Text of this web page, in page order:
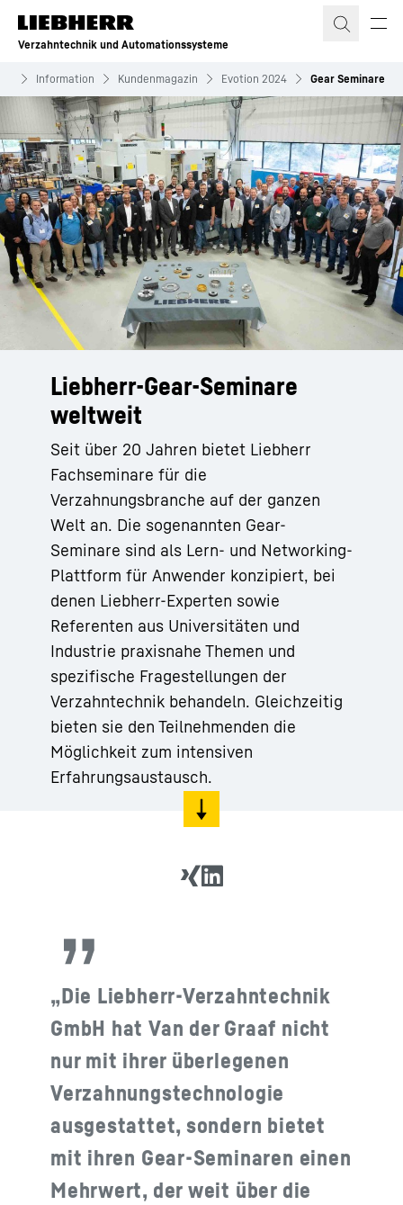
Zum Inhalt springen
Verzahntechnik und Automationssysteme
Information Kundenmagazin Evotion 2024 Gear Seminare
Liebherr-Gear-Seminare
weltweit
Seit über 20 Jahren bietet Liebherr
Fachseminare für die
Verzahnungsbranche auf der ganzen
Welt an. Die sogenannten Gear-
Seminare sind als Lern- und Networking-
Plattform für Anwender konzipiert, bei
denen Liebherr-Experten sowie
Referenten aus Universitäten und
Industrie praxisnahe Themen und
spezifische Fragestellungen der
Verzahntechnik behandeln. Gleichzeitig
bieten sie den Teilnehmenden die
Möglichkeit zum intensiven
Erfahrungsaustausch.
„Die Liebherr-Verzahntechnik
GmbH hat Van der Graaf nicht
nur mit ihrer überlegenen
Verzahnungstechnologie
ausgestattet, sondern bietet
mit ihren Gear-Seminaren einen
Mehrwert, der weit über die